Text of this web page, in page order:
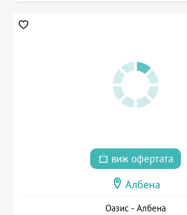
виж офертата
Албена
Оазис - Албена